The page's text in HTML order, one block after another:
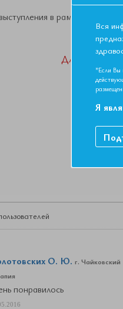
в рамках
ДАННЫЙ
Если
О. Ю. г. Чайковский
понравилось
Вся
*Если Вы
Я